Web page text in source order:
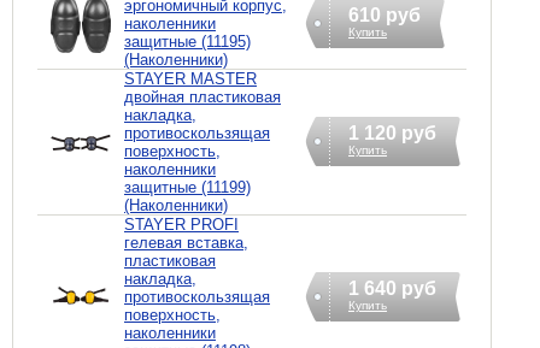
эргономичный корпус,
наколенники
защитные (11195)
(Наколенники)
610 руб
Купить
STAYER MASTER
двойная пластиковая
накладка,
противоскользящая
поверхность,
наколенники
защитные (11199)
(Наколенники)
1 120 руб
Купить
STAYER PROFI
гелевая вставка,
пластиковая
накладка,
противоскользящая
поверхность,
наколенники
1 640 руб
Купить